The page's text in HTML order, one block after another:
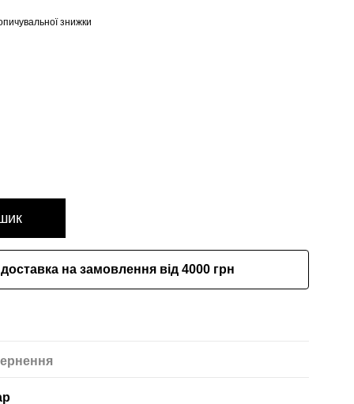
знижки
на замовлення від 4000 грн